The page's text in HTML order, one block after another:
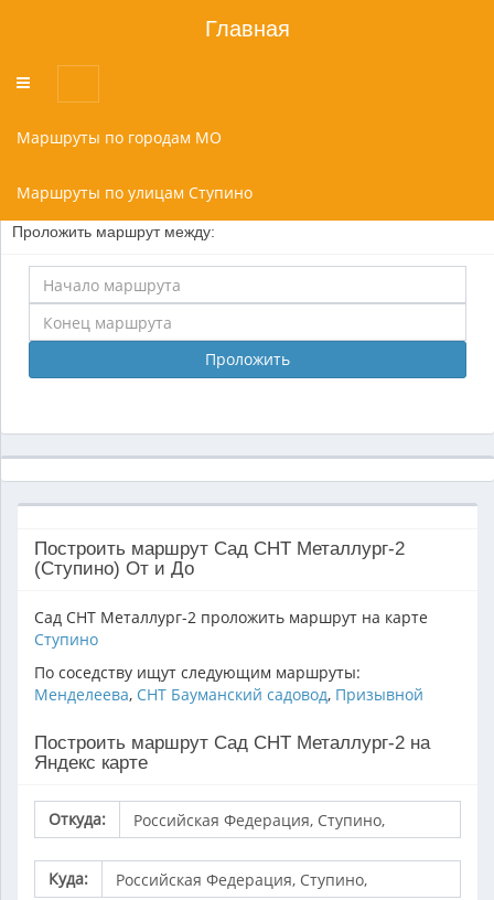
Главная
Переключатель
меню
Маршруты по городам МО
Маршруты по улицам Ступино
Проложить маршрут между:
Проложить
Построить маршрут Сад СНТ Металлург-2
(Ступино) От и До
Сад СНТ Металлург-2 проложить маршрут на карте
Ступино
По соседству ищут следующим маршруты:
Менделеева, СНТ Бауманский садовод, Призывной
Построить маршрут Сад СНТ Металлург-2 на
Яндекс карте
Откуда:
Куда: